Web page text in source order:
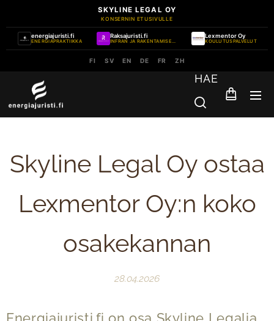
SKYLINE LEGAL OY
KONSERNIN ETUSIVULLE
energiajuristi.fi
ENERGIAPRAKTIIKKA
Raksajuristi.fi
INFRAN JA RAKENTAMISEN PRAKTIIKKA
Lexmentor Oy
KOULUTUSPALVELUT
FI SV EN DE FR ZH
HAE
Skyline Legal Oy ostaa
Lexmentor Oy:n koko
osakekannan
28.04.2026